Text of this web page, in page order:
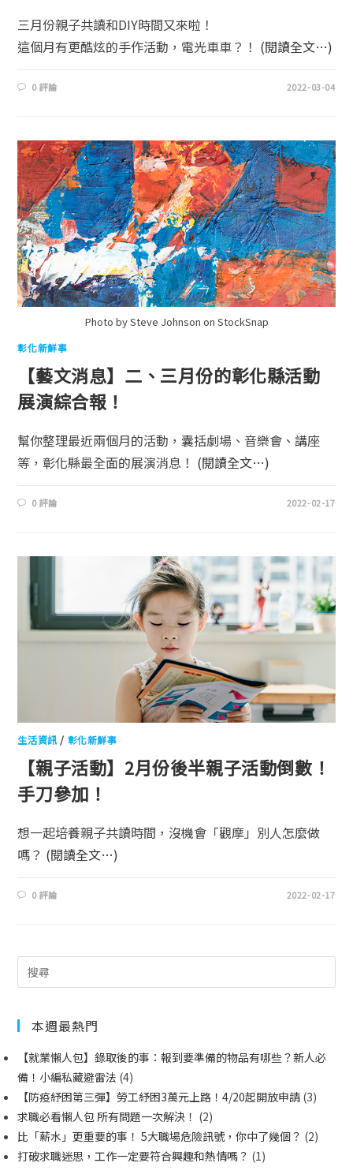
三月份親子共讀和DIY時間又來啦！
這個月有更酷炫的手作活動，電光車車？！ (閱讀全文…)
0 評論 2022-03-04
Photo by Steve Johnson on StockSnap
彰化新鮮事
【藝文消息】二、三月份的彰化縣活動
展演綜合報！
幫你整理最近兩個月的活動，囊括劇場、音樂會、講座
等，彰化縣最全面的展演消息！ (閱讀全文…)
0 評論 2022-02-17
生活資訊/ 彰化新鮮事
【親子活動】2月份後半親子活動倒數！
手刀參加！
想一起培養親子共讀時間，沒機會「觀摩」別人怎麼做
嗎？ (閱讀全文…)
0 評論 2022-02-17
本週最熱門
【就業懶人包】錄取後的事：報到要準備的物品有哪些？新人必
備！小編私藏避雷法 (4)
【防疫紓困第三彈】勞工紓困3萬元上路！4/20起開放申請 (3)
求職必看懶人包 所有問題一次解決！ (2)
比「薪水」更重要的事！ 5大職場危險訊號，你中了幾個？ (2)
打破求職迷思，工作一定要符合興趣和熱情嗎？ (1)